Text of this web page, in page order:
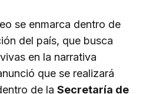
se enmarca dentro de
del país, que busca
en la narrativa
que se realizará
de la Secretaría de